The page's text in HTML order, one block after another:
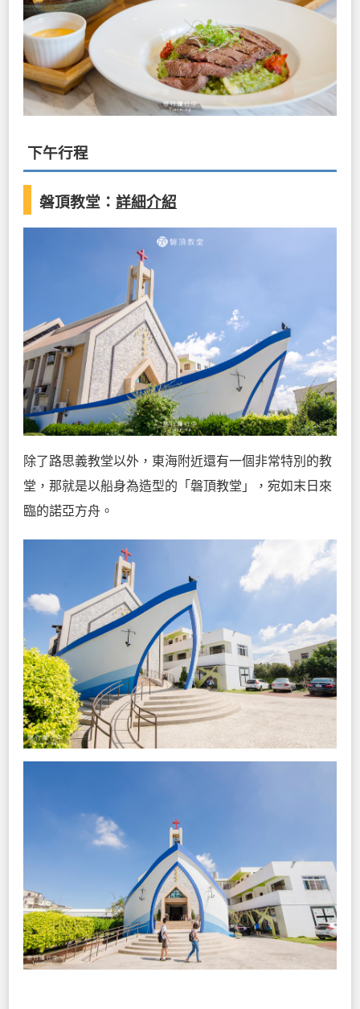
下午行程
磐頂教堂 ： 詳細介紹
除了路思義教堂以外，東海附近還有一個非常特別的教
堂，那就是以船身為造型的「磐頂教堂」，宛如末日來
臨的諾亞方舟。